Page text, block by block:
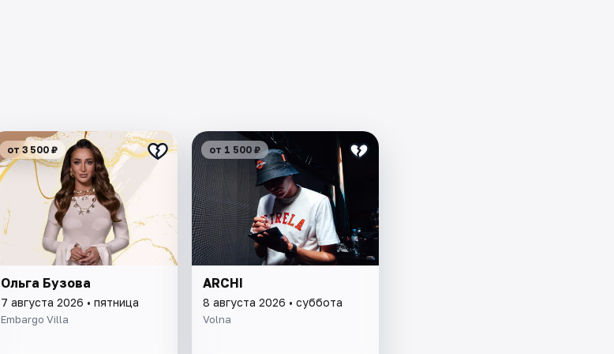
от 3 500 ₽
Ольга Бузова
7 августа 2026 • пятница
Embargo Villa
от 1 500 ₽
ARCHI
8 августа 2026 • суббота
Volna